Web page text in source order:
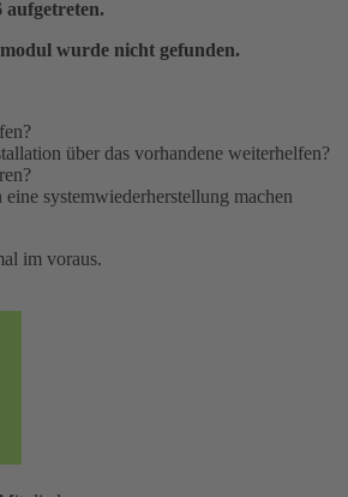
aufgetreten.
modul wurde nicht gefunden.
über das vorhandene weiterhelfen?
systemwiederherstellung machen
im voraus.